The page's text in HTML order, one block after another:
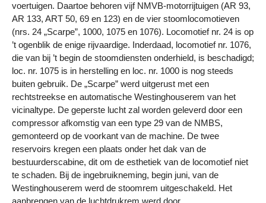
voertuigen. Daartoe behoren vijf NMVB-motorrijtuigen (AR 93,
AR 133, ART 50, 69 en 123) en de vier stoomlocomotieven
(nrs. 24 „Scarpe”, 1000, 1075 en 1076). Locomotief nr. 24 is op
’t ogenblik de enige rijvaardige. Inderdaad, locomotief nr. 1076,
die van bij ’t begin de stoomdiensten onderhield, is beschadigd;
loc. nr. 1075 is in herstelling en loc. nr. 1000 is nog steeds
buiten gebruik. De „Scarpe” werd uitgerust met een
rechtstreekse en automatische Westinghouserem van het
vicinaltype. De geperste lucht zal worden geleverd door een
compressor afkomstig van een type 29 van de NMBS,
gemonteerd op de voorkant van de machine. De twee
reservoirs kregen een plaats onder het dak van de
bestuurderscabine, dit om de esthetiek van de locomotief niet
te schaden. Bij de ingebruikneming, begin juni, van de
Westinghouserem werd de stoomrem uitgeschakeld. Het